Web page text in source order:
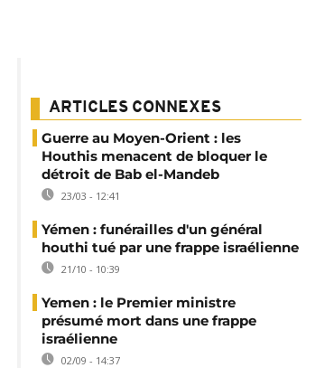
ARTICLES CONNEXES
Guerre au Moyen-Orient : les
Houthis menacent de bloquer le
détroit de Bab el-Mandeb
23/03 - 12:41
Yémen : funérailles d'un général
houthi tué par une frappe israélienne
21/10 - 10:39
Yemen : le Premier ministre
présumé mort dans une frappe
israélienne
02/09 - 14:37